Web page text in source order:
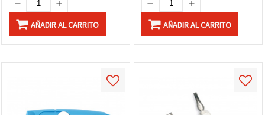
AÑADIR AL CARRITO AÑADIR AL CARRITO